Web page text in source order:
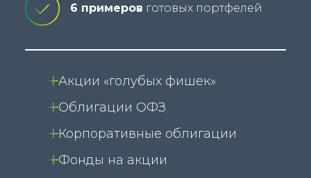
6 примеров готовых портфелей
Акции «голубых фишек»
Облигации ОФЗ
Корпоративные облигации
Фонды на акции